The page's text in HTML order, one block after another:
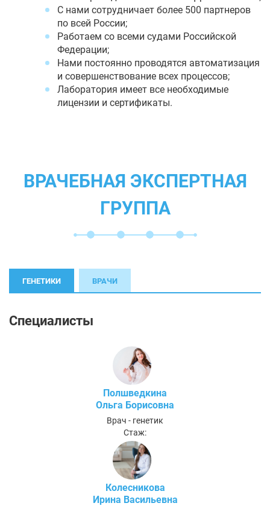
С нами сотрудничает более 500 партнеров
по всей России;
Работаем со всеми судами Российской
Федерации;
Нами постоянно проводятся автоматизация
и совершенствование всех процессов;
Лаборатория имеет все необходимые
лицензии и сертификаты.
ВРАЧЕБНАЯ ЭКСПЕРТНАЯ
ГРУППА
ГЕНЕТИКИ ВРАЧИ
Специалисты
Полшведкина
Ольга Борисовна
Врач - генетик
Стаж:
Колесникова
Ирина Васильевна